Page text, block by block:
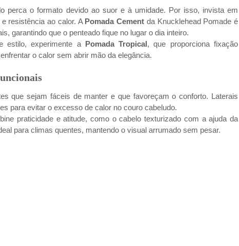
perca o formato devido ao suor e à umidade. Por isso, invista em
resistência ao calor. A Pomada Cement da Knucklehead Pomade é
garantindo que o penteado fique no lugar o dia inteiro.
estilo, experimente a Pomada Tropical, que proporciona fixação
o calor sem abrir mão da elegância.
que sejam fáceis de manter e que favoreçam o conforto. Laterais
para evitar o excesso de calor no couro cabeludo.
Para pentear, escolha um estilo que combine praticidade e atitude, como o cabelo texturizado com a ajuda da
para climas quentes, mantendo o visual arrumado sem pesar.